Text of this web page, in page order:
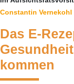
Constantin Vernekohl
Das E-
kommen